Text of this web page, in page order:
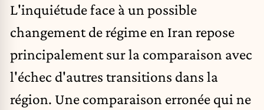
L'inquiétude face à un possible
changement de régime en Iran repose
principalement sur la comparaison avec
l'échec d'autres transitions dans la
région. Une comparaison erronée qui ne